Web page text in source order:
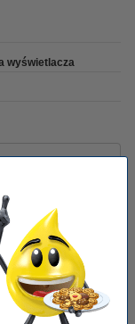
wyświetlacza
|
123drukuj